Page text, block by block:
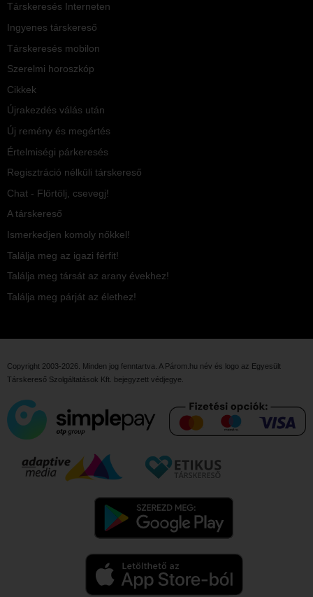
Társkeresés Interneten
Ingyenes társkereső
Társkeresés mobilon
Szerelmi horoszkóp
Cikkek
Újrakezdés válás után
Új remény és megértés
Értelmiségi párkeresés
Regisztráció nélküli társkereső
Chat - Flörtölj, csevegj!
A társkereső
Ismerkedjen komoly nőkkel!
Találja meg az igazi férfit!
Találja meg társát az arany évekhez!
Találja meg párját az élethez!
Copyright 2003-2026. Minden jog fenntartva. A Párom.hu név és logo az Egyesült
Társkereső Szolgáltatások Kft. bejegyzett védjegye.